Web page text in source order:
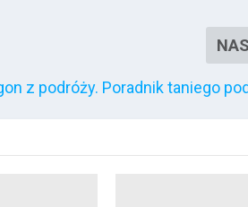
z podróży. Poradnik taniego